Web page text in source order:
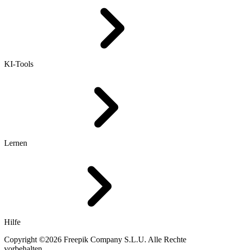
KI-Tools
Lernen
Hilfe
Copyright ©2026 Freepik Company S.L.U. Alle Rechte